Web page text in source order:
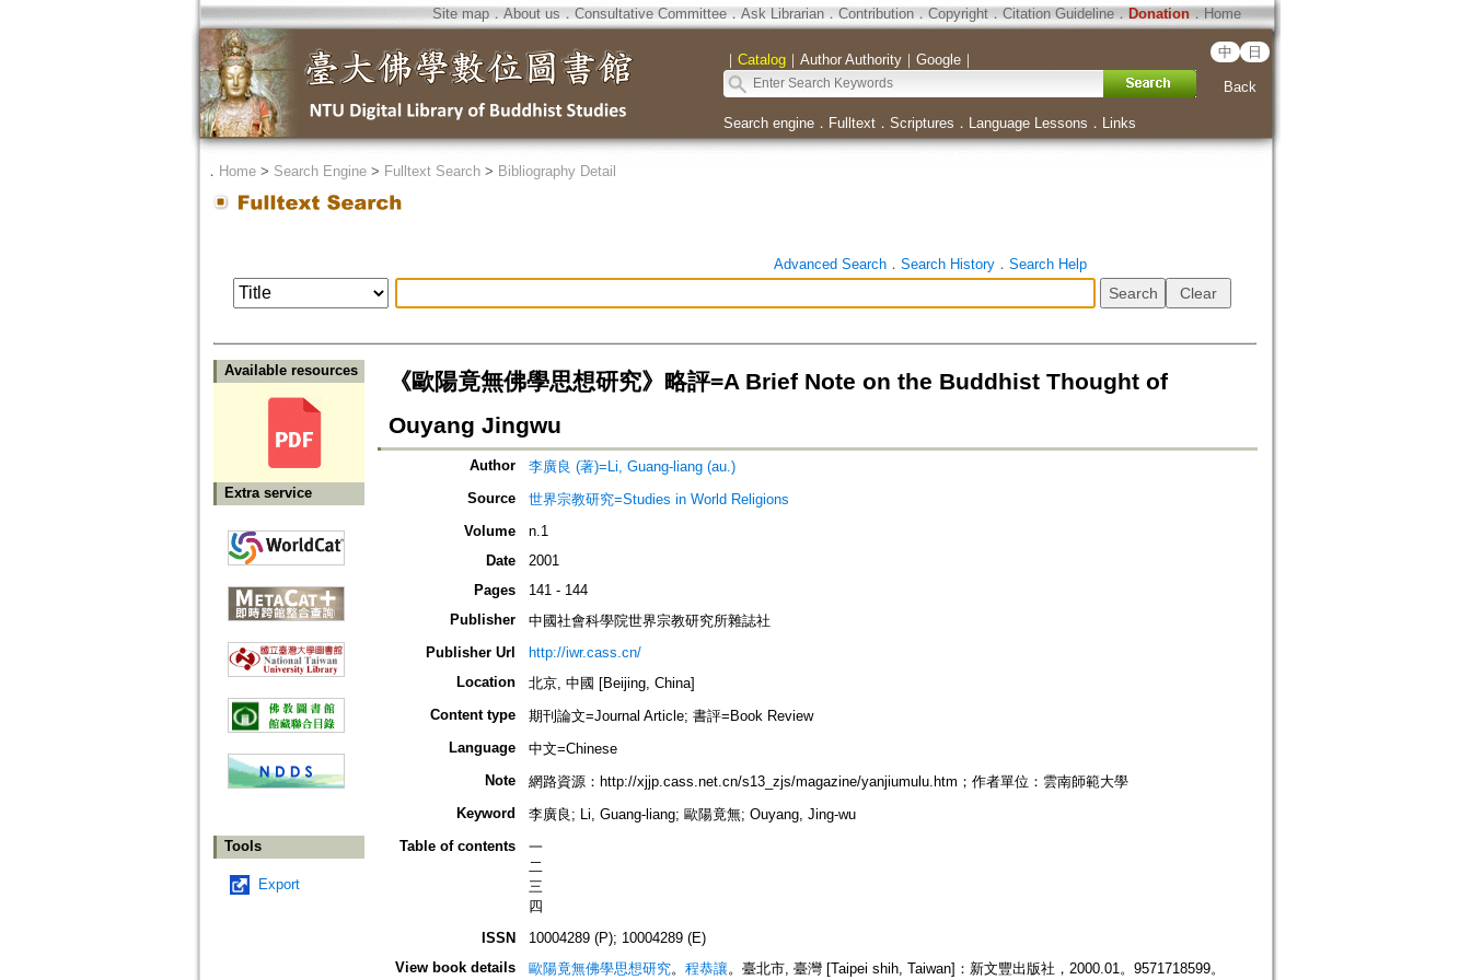
Site map．About us ． Consultative Committee． Ask Librarian． Contribution．Copyright．Citation Guideline． Donation．Home
｜ Catalog｜ Author Authority｜ Google｜ 中 日
Back
Search engine． Fulltext． Scriptures ． Language Lessons ． Links
． Home> Search Engine> Fulltext Search> Bibliography Detail
Advanced Search． Search History． Search Help
Available resources
Extra service
Tools
Export
《歐陽竟無佛學思想研究》略評=A Brief Note on the Buddhist Thought of
Ouyang Jingwu
Author
李廣良 (著)=Li, Guang-liang (au.)
Source
世界宗教研究=Studies in World Religions
Volume
n.1
Date
2001
Pages
141 - 144
Publisher
中國社會科學院世界宗教研究所雜誌社
Publisher Url
http://iwr.cass.cn/
Location
北京, 中國 [Beijing, China]
Content type
期刊論文=Journal Article; 書評=Book Review
Language
中文=Chinese
Note
網路資源：http://xjjp.cass.net.cn/s13_zjs/magazine/yanjiumulu.htm；作者單位：雲南師範大學
Keyword
李廣良; Li, Guang-liang; 歐陽竟無; Ouyang, Jing-wu
Table of contents
一
二
三
四
ISSN
10004289 (P); 10004289 (E)
View book details
歐陽竟無佛學思想研究。 程恭讓。臺北市, 臺灣 [Taipei shih, Taiwan]：新文豐出版社，2000.01。9571718599。